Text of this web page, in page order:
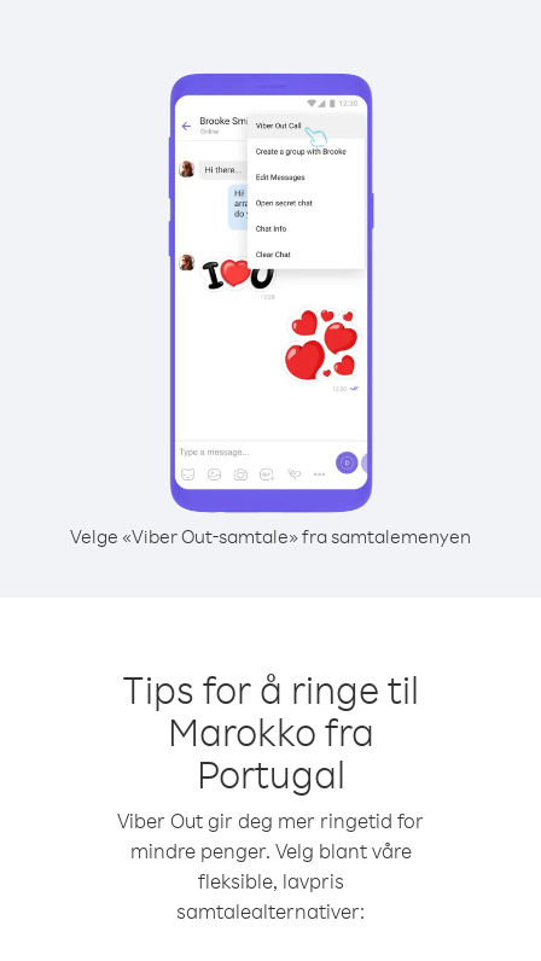
Velge «Viber Out-samtale» fra samtalemenyen
Tips for å ringe til
Marokko fra
Portugal
Viber Out gir deg mer ringetid for
mindre penger. Velg blant våre
fleksible, lavpris
samtalealternativer: